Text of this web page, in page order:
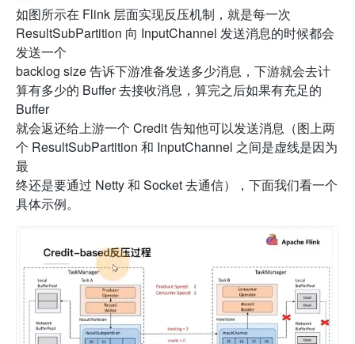
如图所示在 Flink 层面实现反压机制，就是每一次
ResultSubPartition 向 InputChannel 发送消息的时候都会
发送一个
backlog size 告诉下游准备发送多少消息，下游就会去计
算有多少的 Buffer 去接收消息，算完之后如果有充足的
Buffer
就会返还给上游一个 Credit 告知他可以发送消息（图上两
个 ResultSubPartition 和 InputChannel 之间是虚线是因为
最
终还是要通过 Netty 和 Socket 去通信），下面我们看一个
具体示例。